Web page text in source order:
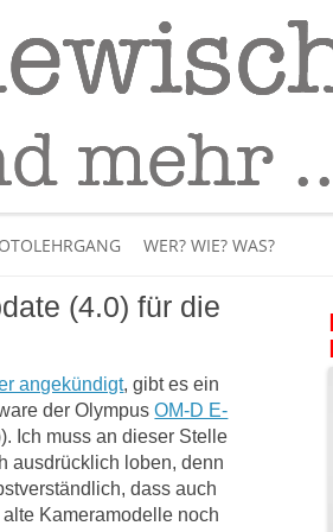
lernen
to WER? WIE? WAS?
ÜBER MICH
PANORAMAFOTOGRAFIE
VIDEOS UND LEHRFILME
IM INTERNET
(4.0) für die
angekündigt, gibt es ein
der OlympusOM-D E-
Ich muss an dieser Stelle
ausdrücklich loben, denn
dass auch
Kameramodelle noch